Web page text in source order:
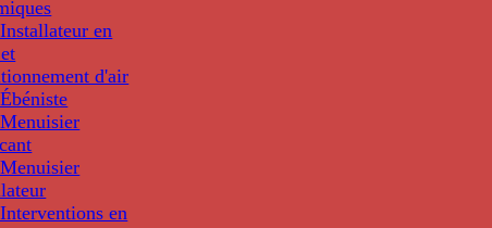
en
d'air
en